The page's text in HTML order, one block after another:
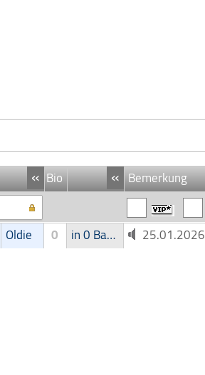
« Bio « Bemerkung
Oldie 0 in 0 Band 25.01.2026